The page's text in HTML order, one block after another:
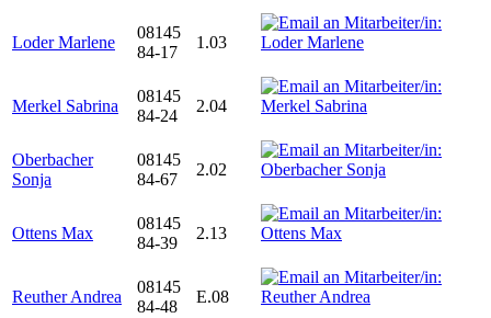
Loder Marlene
08145
84-17
1.03
Merkel Sabrina
08145
84-24
2.04
Oberbacher
Sonja
08145
84-67
2.02
Ottens Max
08145
84-39
2.13
Reuther Andrea
08145
84-48
E.08